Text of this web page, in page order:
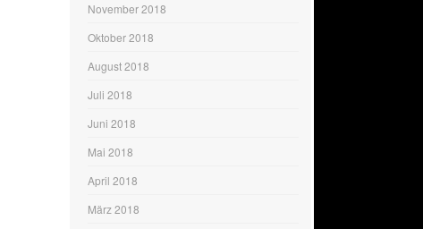
November 2018
Oktober 2018
August 2018
Juli 2018
Juni 2018
Mai 2018
April 2018
März 2018